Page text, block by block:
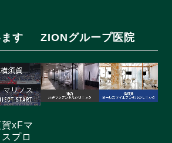
す
xFマ
スプロ
ZIONグループ医院